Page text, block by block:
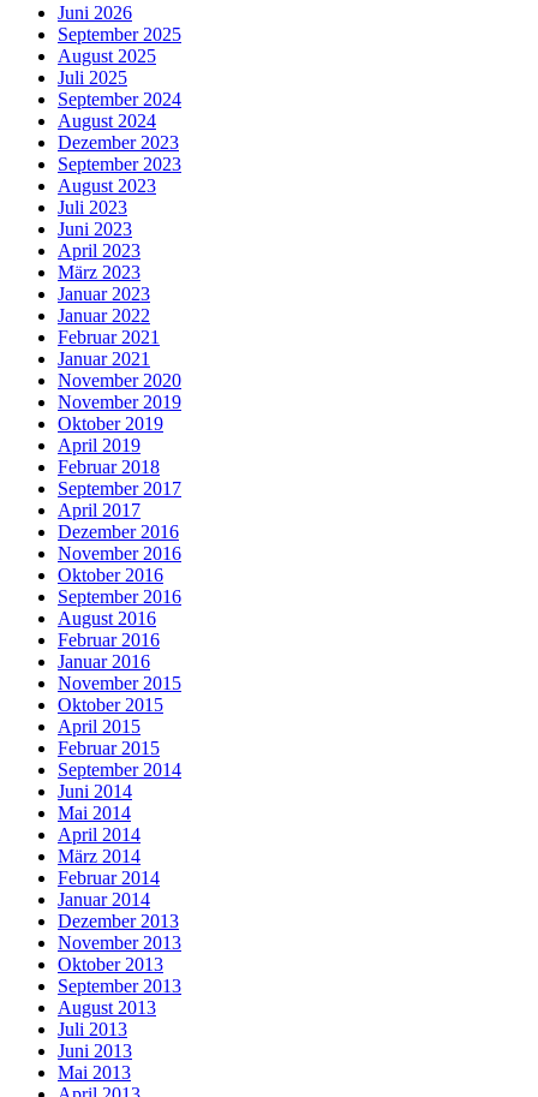
Juni 2026
September 2025
August 2025
Juli 2025
September 2024
August 2024
Dezember 2023
September 2023
August 2023
Juli 2023
Juni 2023
April 2023
März 2023
Januar 2023
Januar 2022
Februar 2021
Januar 2021
November 2020
November 2019
Oktober 2019
April 2019
Februar 2018
September 2017
April 2017
Dezember 2016
November 2016
Oktober 2016
September 2016
August 2016
Februar 2016
Januar 2016
November 2015
Oktober 2015
April 2015
Februar 2015
September 2014
Juni 2014
Mai 2014
April 2014
März 2014
Februar 2014
Januar 2014
Dezember 2013
November 2013
Oktober 2013
September 2013
August 2013
Juli 2013
Juni 2013
Mai 2013